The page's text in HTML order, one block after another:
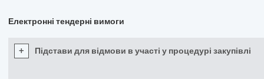
Електронні тендерні вимоги
+ Підстави для відмови в участі у процедурі закупівлі